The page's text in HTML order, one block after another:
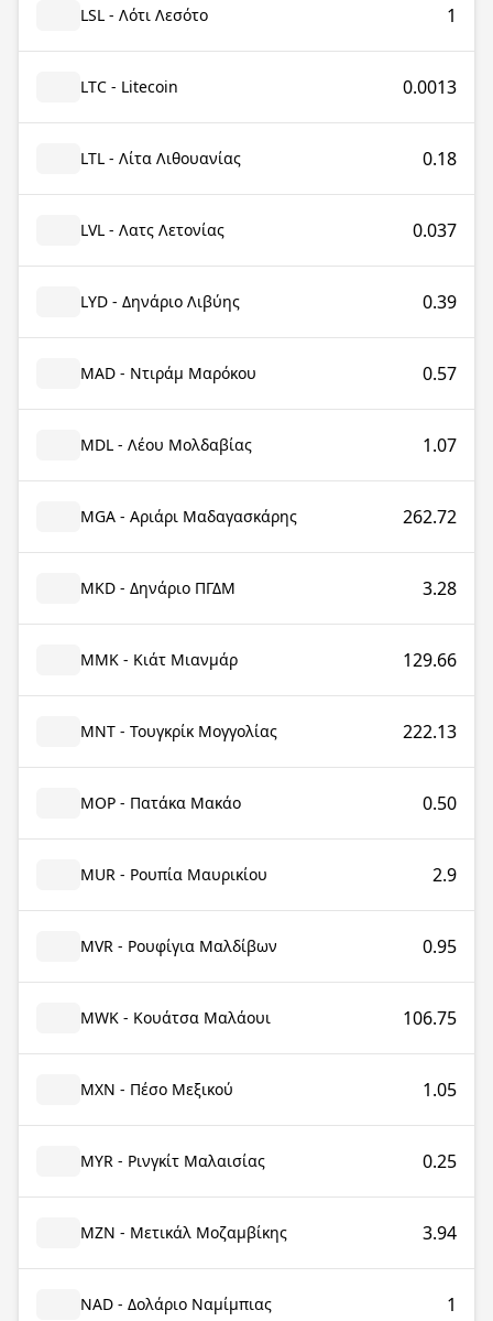
LSL - Λότι Λεσότο 1
LTC - Litecoin 0.0013
LTL - Λίτα Λιθουανίας 0.18
LVL - Λατς Λετονίας 0.037
LYD - Δηνάριο Λιβύης 0.39
MAD - Ντιράμ Μαρόκου 0.57
MDL - Λέου Μολδαβίας 1.07
MGA - Αριάρι Μαδαγασκάρης 262.72
MKD - Δηνάριο ΠΓΔΜ 3.28
MMK - Κιάτ Μιανμάρ 129.66
MNT - Τουγκρίκ Μογγολίας 222.13
MOP - Πατάκα Μακάο 0.50
MUR - Ρουπία Μαυρικίου 2.9
MVR - Ρουφίγια Μαλδίβων 0.95
MWK - Κουάτσα Μαλάουι 106.75
MXN - Πέσο Μεξικού 1.05
MYR - Ρινγκίτ Μαλαισίας 0.25
MZN - Μετικάλ Μοζαμβίκης 3.94
NAD - Δολάριο Ναμίμπιας 1